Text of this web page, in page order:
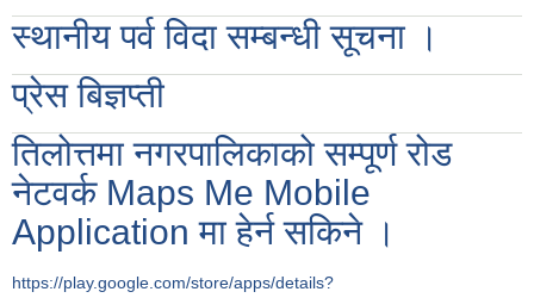
स्थानीय पर्व विदा सम्बन्धी सूचना ।
प्रेस बिज्ञप्ती
तिलोत्तमा नगरपालिकाको सम्पूर्ण रोड
नेटवर्क Maps Me Mobile
Application मा हेर्न सकिने ।
https://play.google.com/store/apps/details?